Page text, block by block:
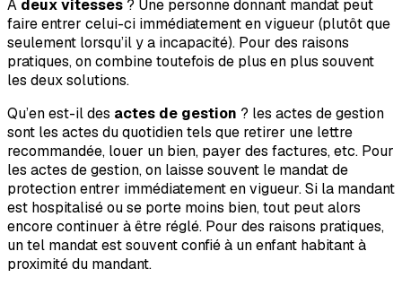
A deux vitesses ? Une personne donnant mandat peut
faire entrer celui-ci immédiatement en vigueur (plutôt que
seulement lorsqu’il y a incapacité). Pour des raisons
pratiques, on combine toutefois de plus en plus souvent
les deux solutions.
Qu’en est-il des actes de gestion ? les actes de gestion
sont les actes du quotidien tels que retirer une lettre
recommandée, louer un bien, payer des factures, etc. Pour
les actes de gestion, on laisse souvent le mandat de
protection entrer immédiatement en vigueur. Si la mandant
est hospitalisé ou se porte moins bien, tout peut alors
encore continuer à être réglé. Pour des raisons pratiques,
un tel mandat est souvent confié à un enfant habitant à
proximité du mandant.